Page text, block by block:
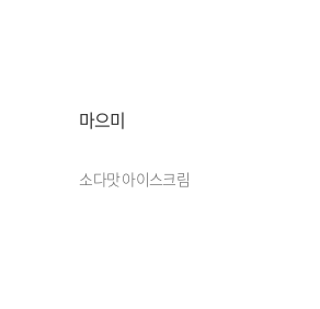
마으미
소다맛 아이스크림